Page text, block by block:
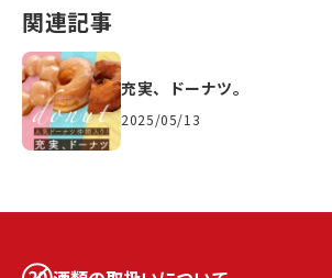
関連記事
充実、ドーナツ。
2025/05/13